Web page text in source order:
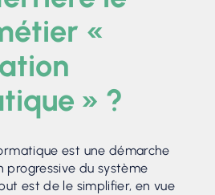
«
» ?
est une démarche
du système
est de le simplifier, en vue